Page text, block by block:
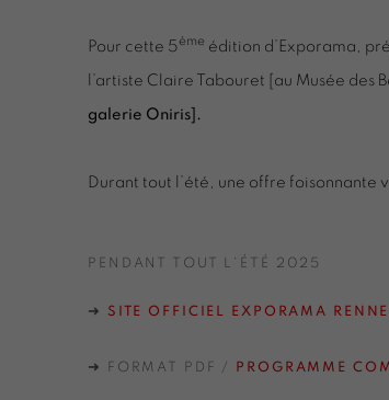
Pour cette 5ème édition d’Exporama,
l’artiste Claire Tabouret [au Musée
galerie Oniris].
Durant tout l’été, une offre foisonnante
PENDANT TOUT L'ÉTÉ 2025
➜ SITE OFFICIEL EXPORAMA
➜ FORMAT PDF / PROGRAMME